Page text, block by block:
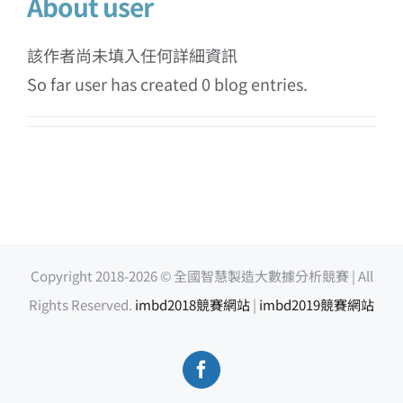
該作者尚未填入任何詳細資訊
So far user has created 0 blog entries.
Copyright 2018-2026 © 全國智慧製造大數據分析競賽 | All
Rights Reserved. imbd2018競賽網站| imbd2019競賽網站
Facebook